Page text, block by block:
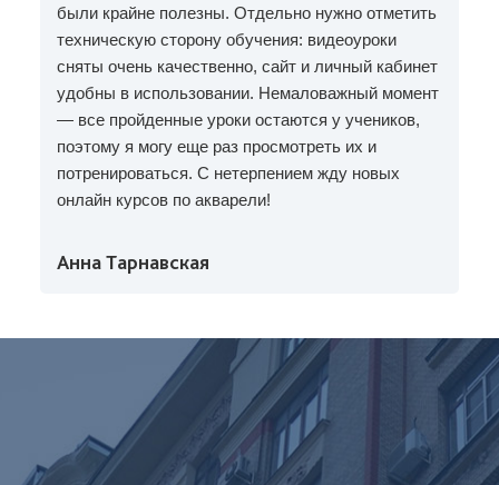
были крайне полезны. Отдельно нужно отметить
техническую сторону обучения: видеоуроки
сняты очень качественно, сайт и личный кабинет
удобны в использовании. Немаловажный момент
— все пройденные уроки остаются у учеников,
поэтому я могу еще раз просмотреть их и
потренироваться. С нетерпением жду новых
онлайн курсов по акварели!
Анна Тарнавская